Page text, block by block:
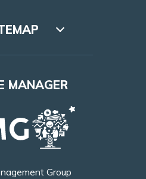
Leasing
hours
MANAGER
Group